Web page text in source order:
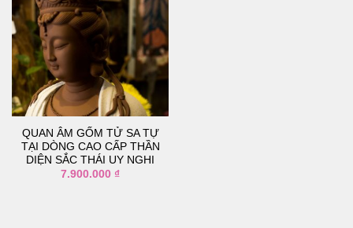
Thêm
vào
danh
sách
yêu
thích
QUAN ÂM GỐM TỬ SA TỰ
TẠI DÒNG CAO CẤP THẦN
DIỆN SẮC THÁI UY NGHI
7.900.000 ₫